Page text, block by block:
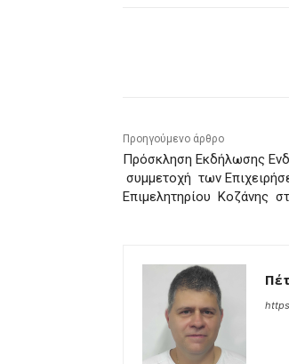
Προηγούμενο άρθρο
Πρόσκληση Εκδήλωσης
συμμετοχή των
Επιμελητηρίου Κοζάνης